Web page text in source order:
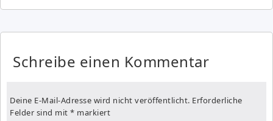
Schreibe einen Kommentar
Deine E-Mail-Adresse wird nicht veröffentlicht. Erforderliche
Felder sind mit * markiert